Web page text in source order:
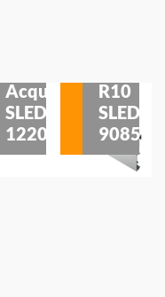
Acqua
SLED
1220
R10
SLED
9085